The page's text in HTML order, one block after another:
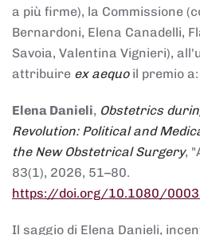
a più firme), la Commissione
Bernardoni, Elena Canadelli,
Savoia, Valentina Vignieri),
attribuire ex aequoil premio a:
Elena Danieli, Obstetrics
Revolution: Political and
the New Obstetrical Surgery,
83(1), 2026, 51–80.
https://doi.org/10.1080/
Il saggio di Elena Danieli,